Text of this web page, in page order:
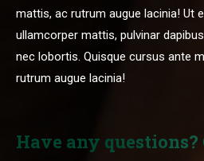
mattis, ac rutrum augue lacinia! Ut
ullamcorper mattis, pulvinar
nec lobortis. Quisque cursus ante
rutrum augue lacinia!
Have any questions?